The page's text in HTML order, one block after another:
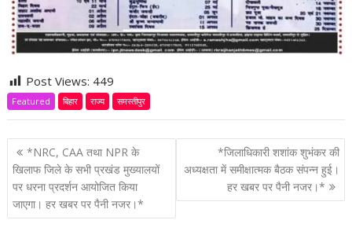
Post Views: 449
Featured बिहार राज्य समस्तीपुर
P
o
s
t
*NRC, CAA तथा NPR के
खिलाफ जिले के सभी प्रखंड मुख्यालयों
पर धरना प्रदर्शन आयोजित किया
जाएगा। हर खबर पर पैनी नजर।*
*जिलाधिकारी शशांक शुभंकर की
अध्यक्षता में समीक्षात्मक बैठक संपन्न हुई।
हर खबर पर पैनी नजर।*